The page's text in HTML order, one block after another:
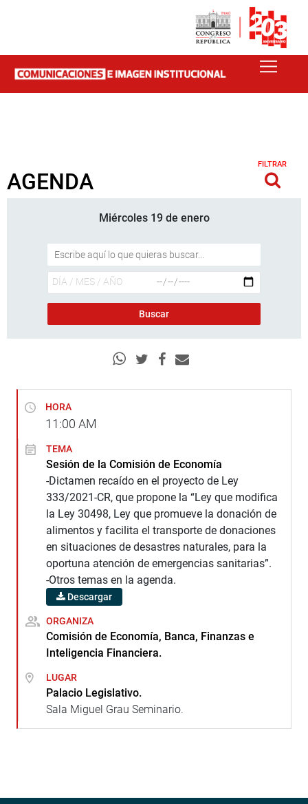
AGENDA
FILTRAR
Miércoles 19 de enero
HORA
11:00 AM
TEMA
Sesión de la Comisión de Economía
-Dictamen recaído en el proyecto de Ley
333/2021-CR, que propone la “Ley que modifica
la Ley 30498, Ley que promueve la donación de
alimentos y facilita el transporte de donaciones
en situaciones de desastres naturales, para la
oportuna atención de emergencias sanitarias”.
-Otros temas en la agenda.
Descargar
ORGANIZA
Comisión de Economía, Banca, Finanzas e
Inteligencia Financiera.
LUGAR
Palacio Legislativo.
Sala Miguel Grau Seminario.